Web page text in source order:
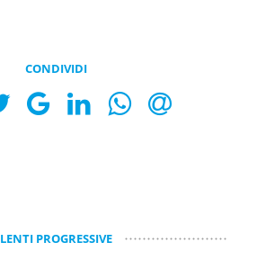
CONDIVIDI
LENTI PROGRESSIVE